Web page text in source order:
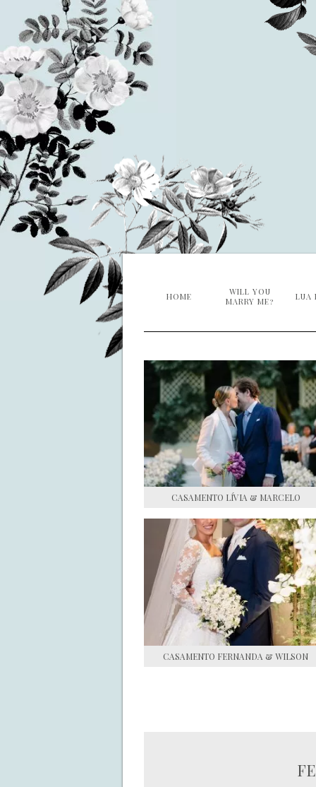
HOME
WILL YOU
MARRY ME?
LUA
CASAMENTO LÍVIA & MARCELO
CASAMENTO FERNANDA & WILSON